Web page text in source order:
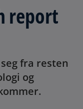
report
fra resten
og